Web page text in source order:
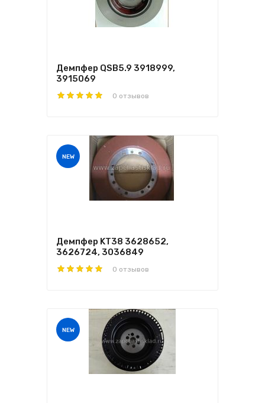
Демпфер QSB5.9 3918999,
3915069
0 отзывов
NEW
Демпфер KТ38 3628652,
3626724, 3036849
0 отзывов
NEW